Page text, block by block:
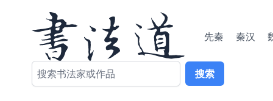
先秦 秦汉
搜索